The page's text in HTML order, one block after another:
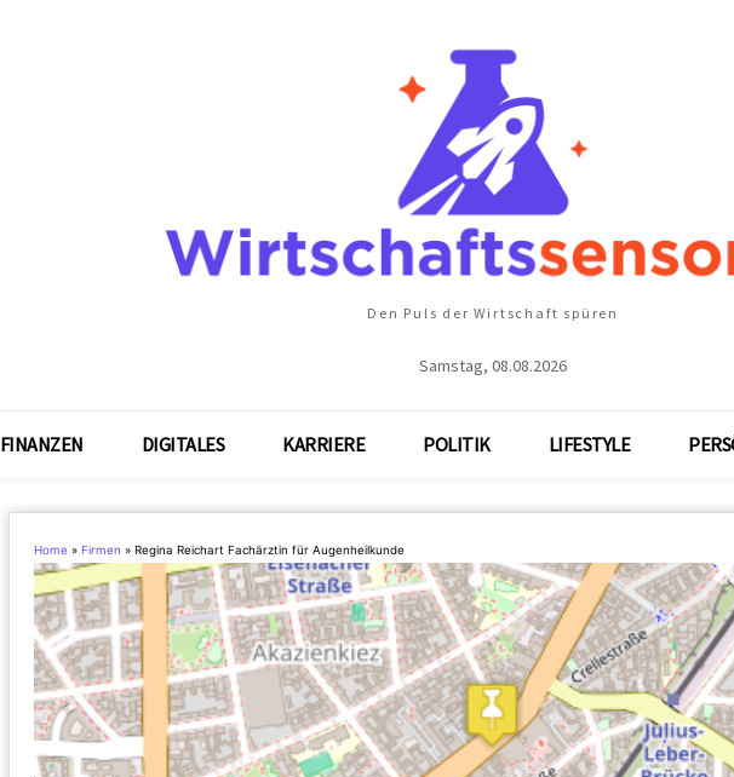
Den Puls der Wirtschaft spüren
Samstag, 08.08.2026
FINANZEN DIGITALES KARRIERE POLITIK LIFESTYLE
Home » Firmen » Regina Reichart Fachärztin für Augenheilkunde